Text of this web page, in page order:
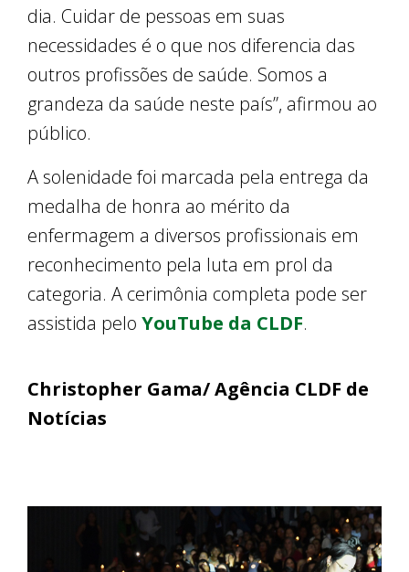
dia. Cuidar de pessoas em suas
necessidades é o que nos diferencia das
outros profissões de saúde. Somos a
grandeza da saúde neste país”, afirmou ao
público.
A solenidade foi marcada pela entrega da
medalha de honra ao mérito da
enfermagem a diversos profissionais em
reconhecimento pela luta em prol da
categoria. A cerimônia completa pode ser
assistida pelo YouTube da CLDF.
Christopher Gama/ Agência CLDF de
Notícias